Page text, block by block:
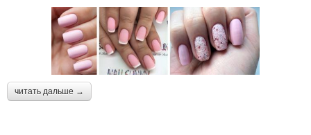
читать дальше →